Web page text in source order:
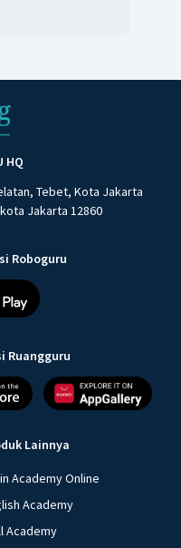
HQ
Tebet, Kota Jakarta
Jakarta 12860
Roboguru
Ruangguru
Lainnya
Academy Online
Academy
Academy